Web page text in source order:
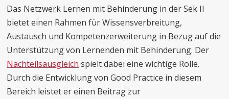
Das Netzwerk Lernen mit Behinderung in der Sek II
bietet einen Rahmen für Wissensverbreitung,
Austausch und Kompetenzerweiterung in Bezug auf die
Unterstützung von Lernenden mit Behinderung. Der
Nachteilsausgleich spielt dabei eine wichtige Rolle.
Durch die Entwicklung von Good Practice in diesem
Bereich leistet er einen Beitrag zur